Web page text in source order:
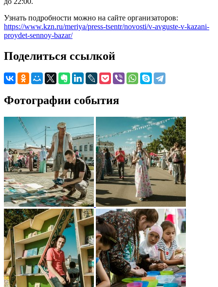
Узнать подробности можно на сайте организаторов:
https://www.kzn.ru/meriya/press-tsentr/novosti/v-avguste-v-kazani-
proydet-sennoy-bazar/
Поделиться ссылкой
Фотографии события